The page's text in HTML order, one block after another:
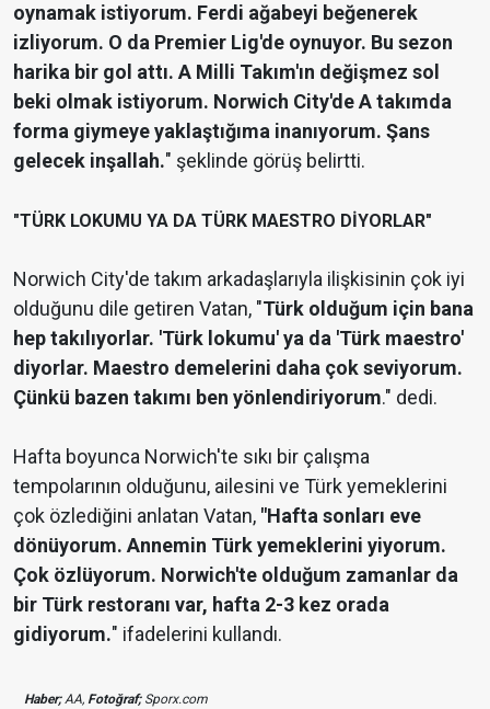
oynamak istiyorum. Ferdi ağabeyi beğenerek
izliyorum. O da Premier Lig'de oynuyor. Bu sezon
harika bir gol attı. A Milli Takım'ın değişmez sol
beki olmak istiyorum. Norwich City'de A takımda
forma giymeye yaklaştığıma inanıyorum. Şans
gelecek inşallah." şeklinde görüş belirtti.
"TÜRK LOKUMU YA DA TÜRK MAESTRO DİYORLAR"
Norwich City'de takım arkadaşlarıyla ilişkisinin çok iyi
olduğunu dile getiren Vatan, "Türk olduğum için bana
hep takılıyorlar. 'Türk lokumu' ya da 'Türk maestro'
diyorlar. Maestro demelerini daha çok seviyorum.
Çünkü bazen takımı ben yönlendiriyorum." dedi.
Hafta boyunca Norwich'te sıkı bir çalışma
tempolarının olduğunu, ailesini ve Türk yemeklerini
çok özlediğini anlatan Vatan, "Hafta sonları eve
dönüyorum. Annemin Türk yemeklerini yiyorum.
Çok özlüyorum. Norwich'te olduğum zamanlar da
bir Türk restoranı var, hafta 2-3 kez orada
gidiyorum." ifadelerini kullandı.
Haber;AA, Fotoğraf;Sporx.com